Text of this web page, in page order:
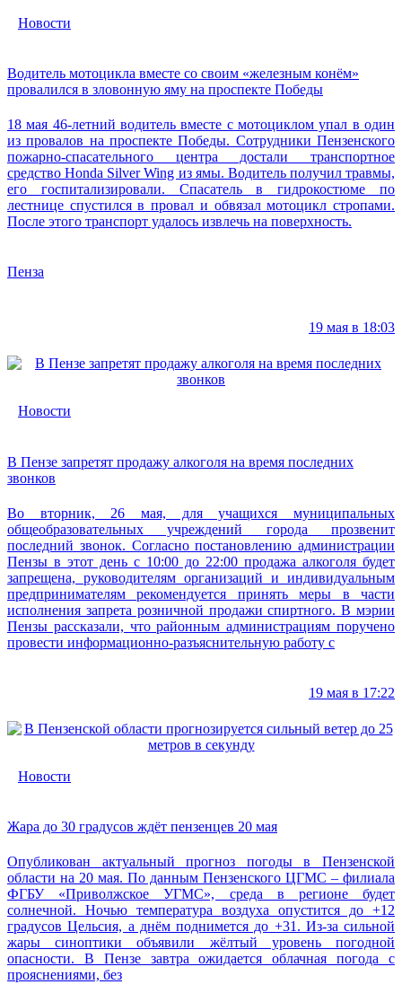
Новости
Водитель мотоцикла вместе со своим «железным конём»
провалился в зловонную яму на проспекте Победы
18 мая 46-летний водитель вместе с мотоциклом упал в один
из провалов на проспекте Победы. Сотрудники Пензенского
пожарно-спасательного центра достали транспортное
средство Honda Silver Wing из ямы. Водитель получил травмы,
его госпитализировали. Спасатель в гидрокостюме по
лестнице спустился в провал и обвязал мотоцикл стропами.
После этого транспорт удалось извлечь на поверхность.
Пенза
19 мая в 18:03
Новости
В Пензе запретят продажу алкоголя на время последних
звонков
Во вторник, 26 мая, для учащихся муниципальных
общеобразовательных учреждений города прозвенит
последний звонок. Согласно постановлению администрации
Пензы в этот день с 10:00 до 22:00 продажа алкоголя будет
запрещена, руководителям организаций и индивидуальным
предпринимателям рекомендуется принять меры в части
исполнения запрета розничной продажи спиртного. В мэрии
Пензы рассказали, что районным администрациям поручено
провести информационно-разъяснительную работу с
19 мая в 17:22
Новости
Жара до 30 градусов ждёт пензенцев 20 мая
Опубликован актуальный прогноз погоды в Пензенской
области на 20 мая. По данным Пензенского ЦГМС – филиала
ФГБУ «Приволжское УГМС», среда в регионе будет
солнечной. Ночью температура воздуха опустится до +12
градусов Цельсия, а днём поднимется до +31. Из-за сильной
жары синоптики объявили жёлтый уровень погодной
опасности. В Пензе завтра ожидается облачная погода с
прояснениями, без